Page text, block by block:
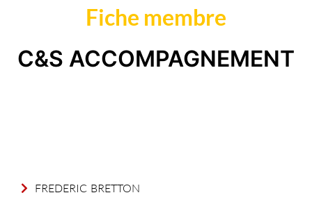
Fiche membre
C&S ACCOMPAGNEMENT
FREDERIC BRETTON